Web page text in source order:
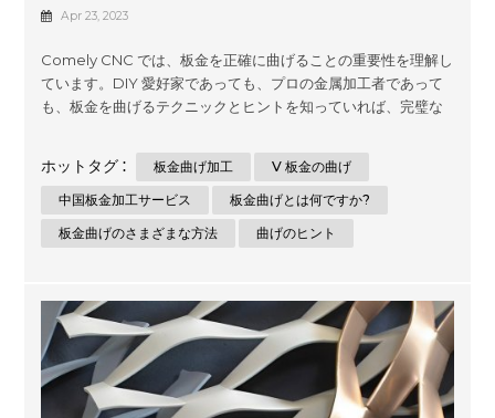
べてApr 23, 2023
Comely CNC では、板金を正確に曲げることの重要性を理解し
ています。DIY 愛好家であっても、プロの金属加工者であって
も、板金を曲げるテクニックとヒントを知っていれば、完璧な
なヒントを提供します。 板金曲げとは何ですか? シートメタル
の曲げ加工は、曲げツールを使用して金属シートを希望の形状
または角度に成形するプロセスです。シート メタルは、通常厚
さが 6 mm 未満の薄くて平らな金属材料で、その耐久性、強
かの方法が使用されますが、それぞれに利点と制限がありま
す。最も一般的な方法は次のとおりです。 Vベンディング V 曲
げは、板金の曲げ、特に 90 度の曲げに...
ホットタグ : 板金曲げ加工
V 板金の曲げ
中国板金加工サービス
板金曲げとは何ですか?
板金曲げのさまざまな方法
曲げのヒント